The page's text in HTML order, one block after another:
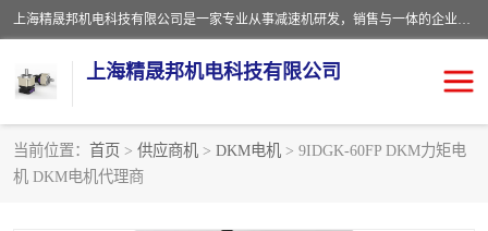
上海精晟邦机电科技有限公司是一家专业从事减速机研发，销售与一体的企业。公司拥有资深技术人员和技术团队服务人才，致力于为广大客户提供专业，细致的产品服务。主营产品有：中型减速电机，微型调速电机，精密行星减速机，蜗轮蜗杆减速机，RFKS四大系列减速机，SKM双曲面齿轮减速机，齿轮减速电机，行星减速机，防爆电机，变频器等系列；产品广泛用于汽车，船舶，能源，环保，包装，物流等领域，欢迎咨询。
上海精晟邦机电科技有限公司
当前位置： 首页 > 供应商机 > DKM电机 > 9IDGK-60FP DKM力矩电
机 DKM电机代理商
减速电机